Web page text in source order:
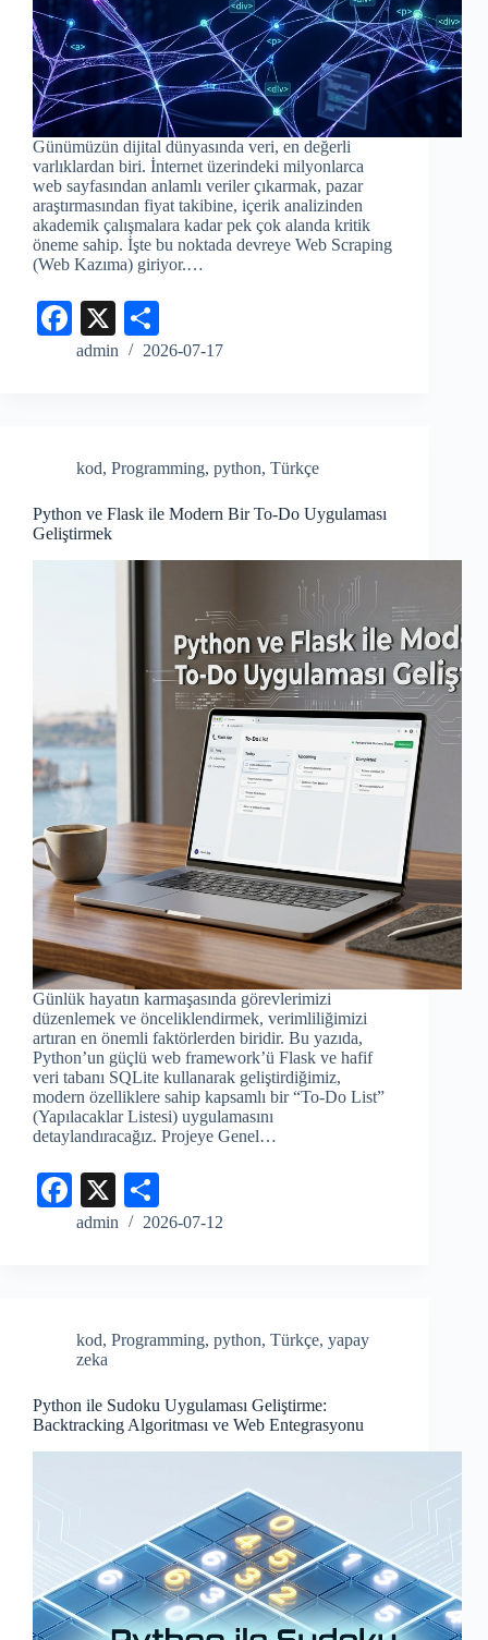
Günümüzün dijital dünyasında veri, en değerli
varlıklardan biri. İnternet üzerindeki milyonlarca
web sayfasından anlamlı veriler çıkarmak, pazar
araştırmasından fiyat takibine, içerik analizinden
akademik çalışmalara kadar pek çok alanda kritik
öneme sahip. İşte bu noktada devreye Web Scraping
(Web Kazıma) giriyor.…
Fa
ce
X
ha
admin 2026-07-17
kod, Programming, python, Türkçe
Python ve Flask ile Modern Bir To-Do Uygulaması
Geliştirmek
Günlük hayatın karmaşasında görevlerimizi
düzenlemek ve önceliklendirmek, verimliliğimizi
artıran en önemli faktörlerden biridir. Bu yazıda,
Python’un güçlü web framework’ü Flask ve hafif
veri tabanı SQLite kullanarak geliştirdiğimiz,
modern özelliklere sahip kapsamlı bir “To-Do List”
(Yapılacaklar Listesi) uygulamasını
detaylandıracağız. Projeye Genel…
Fa
ce
X
ha
admin 2026-07-12
kod, Programming, python, Türkçe, yapay
zeka
Python ile Sudoku Uygulaması Geliştirme:
Backtracking Algoritması ve Web Entegrasyonu